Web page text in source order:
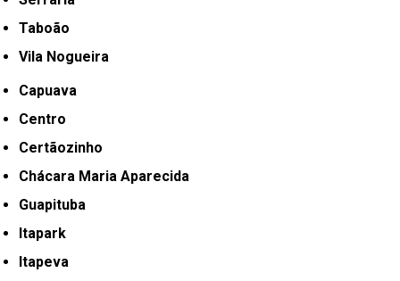
Taboão
Vila Nogueira
Capuava
Centro
Certãozinho
Chácara Maria Aparecida
Guapituba
Itapark
Itapeva